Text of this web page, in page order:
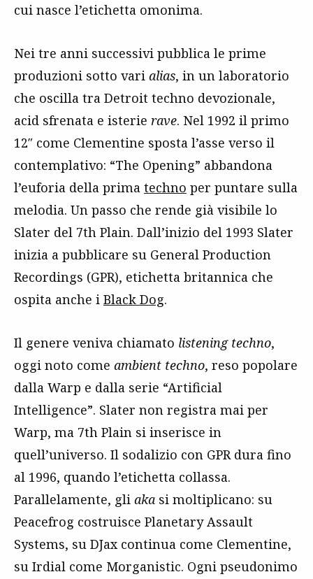
cui nasce l’etichetta omonima.
Nei tre anni successivi pubblica le prime
produzioni sotto vari alias, in un laboratorio
che oscilla tra Detroit techno devozionale,
acid sfrenata e isterie rave. Nel 1992 il primo
12″ come Clementine sposta l’asse verso il
contemplativo: “The Opening” abbandona
l’euforia della prima techno per puntare sulla
melodia. Un passo che rende già visibile lo
Slater del 7th Plain. Dall’inizio del 1993 Slater
inizia a pubblicare su General Production
Recordings (GPR), etichetta britannica che
ospita anche i Black Dog.
Il genere veniva chiamato listening techno,
oggi noto come ambient techno, reso popolare
dalla Warp e dalla serie “Artificial
Intelligence”. Slater non registra mai per
Warp, ma 7th Plain si inserisce in
quell’universo. Il sodalizio con GPR dura fino
al 1996, quando l’etichetta collassa.
Parallelamente, gli aka si moltiplicano: su
Peacefrog costruisce Planetary Assault
Systems, su DJax continua come Clementine,
su Irdial come Morganistic. Ogni pseudonimo